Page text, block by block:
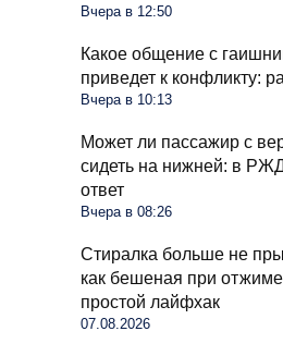
Вчера в 12:50
Какое общение с
приведет к конфликту:
Вчера в 10:13
Может ли пассажир с
сидеть на нижней: в
ответ
Вчера в 08:26
Стиралка больше не
как бешеная при
простой лайфхак
07.08.2026